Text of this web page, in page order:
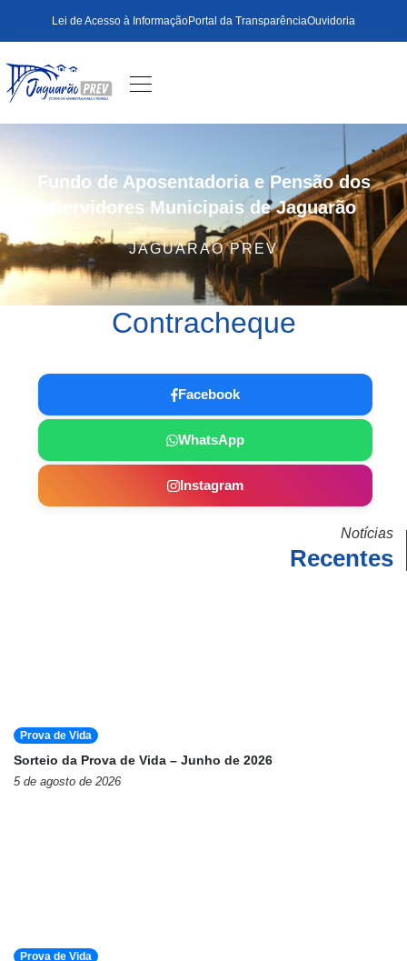
Lei de Acesso à InformaçãoPortal da TransparênciaOuvidoria
Fundo de Aposentadoria e Pensão dos
Servidores Municipais de Jaguarão
JAGUARAO PREV
Contracheque
Facebook
WhatsApp
Instagram
Notícias
Recentes
Prova de Vida
Sorteio da Prova de Vida – Junho de 2026
5 de agosto de 2026
Prova de Vida